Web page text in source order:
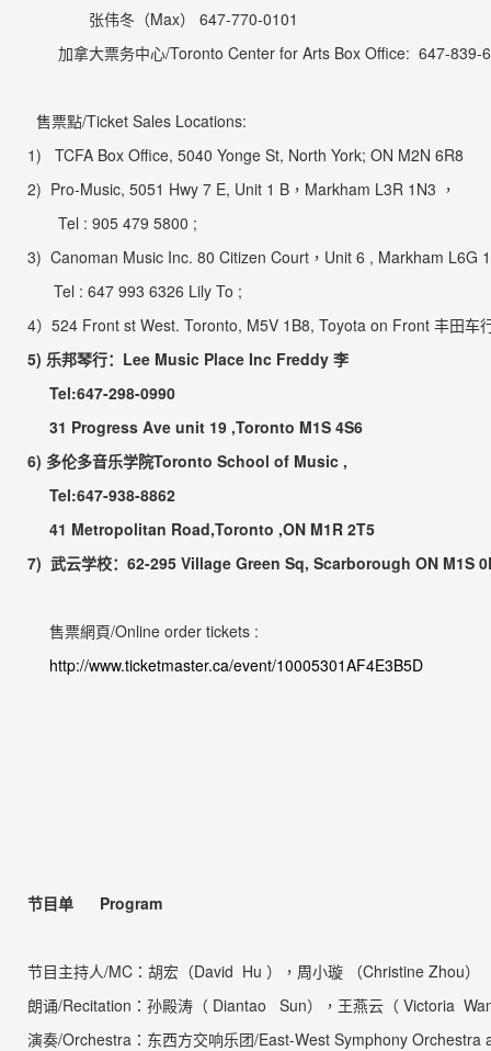
张伟冬（Max）
647-770-0101
加拿大票务中心/Toronto Center for Arts Box Office: 647-839-
售票點/Ticket Sales Locations:
1)
TCFA Box Office, 5040 Yonge St, North York; ON M2N 6R8
2) Pro-Music, 5051 Hwy 7 E, Unit 1 B ， Markham L3R 1N3 ，
Tel : 905 479 5800 ;
3) Canoman Music Inc. 80 Citizen Court ， Unit 6 , Markham L6G
Tel : 647 993 6326 Lily To ;
4） 524 Front st West. Toronto, M5V 1B8, Toyota on Front 丰田车
5) 乐邦琴行： Lee Music Place Inc Freddy 李
Tel:647-298-0990
31 Progress Ave unit 19 ,Toronto M1S 4S6
6) 多伦多音乐学院Toronto School of Music ,
Tel:647-938-8862
41 Metropolitan Road,Toronto ,ON M1R 2T5
7) 武云学校： 62-295 Village Green Sq, Scarborough ON M1S
售票網頁/Online order tickets :
http://www.ticketmaster.ca/event/10005301AF4E3B5D
节目单 Program
节目主持人/MC ： 胡宏 （David Hu ） ，周小璇 （Christine Zhou）
朗诵/Recitation ： 孙殿涛 （ Diantao Sun），王燕云（ Victoria
演奏/Orchestra ： 东西方交响乐团/East-West Symphony Orchestra